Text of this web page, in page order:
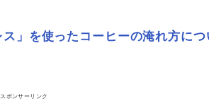
」を使ったコーヒーの淹れ方に
スポンサーリンク